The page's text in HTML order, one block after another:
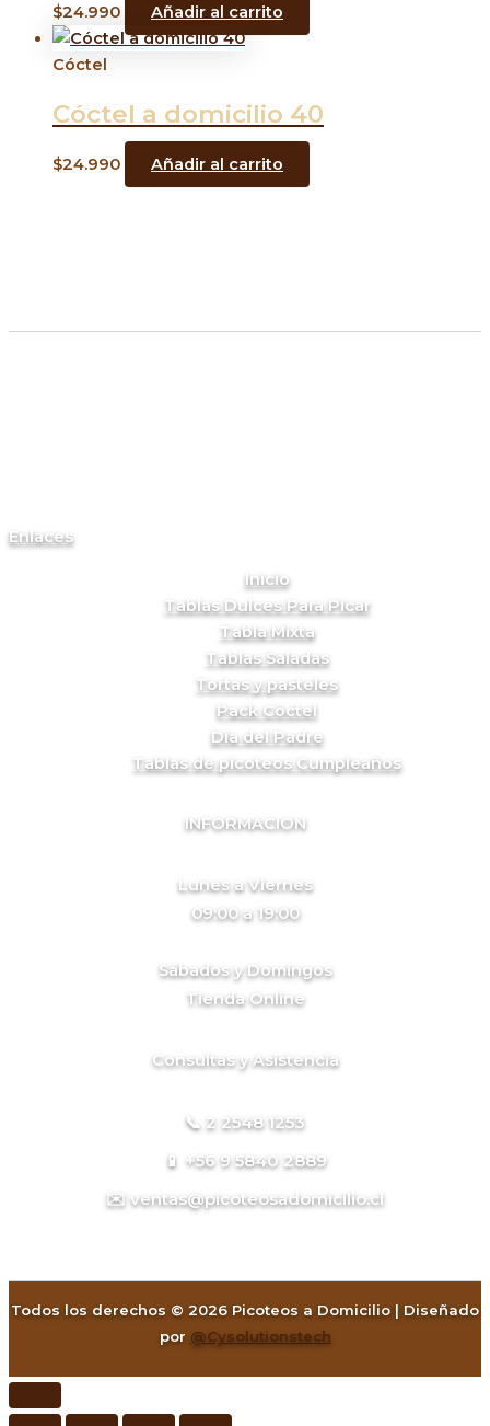
$24.990 Añadir al carrito
Cóctel
Cóctel a domicilio 40
$24.990 Añadir al carrito
Enlaces
Inicio
Tablas Dulces Para Picar
Tabla Mixta
Tablas Saladas
Tortas y pasteles
Pack Cóctel
Día del Padre
Tablas de picoteos Cumpleaños
INFORMACION
Lunes a Viernes
09:00 a 19:00
Sábados y Domingos
Tienda Online
Consultas y Asistencia
📞 2 2548 1253
📱 +56 9 5840 2889
✉️ ventas@picoteosadomicilio.cl
Todos los derechos © 2026 Picoteos a Domicilio | Diseñado
por @Cysolutionstech